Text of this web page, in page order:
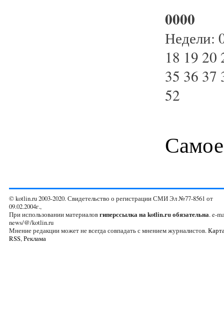
0000
Недели:
18 19 20
35 36 37
52
© kotlin.ru 2003-2020. Свидетельство о регистрации СМИ Эл №77-8561 от
09.02.2004г.,
При использовании материаловгиперссылка на kotlin.ru обязательна. e-
news/@/kotlin.ru
Мнение редакции может не всегда совпадать с мнением журналистов.
RSS,Реклама